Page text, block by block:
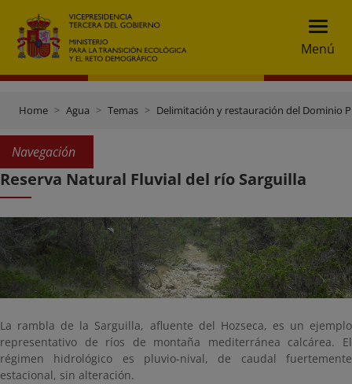
Menú
Home Agua Temas Delimitación y restauración del Dominio
Navegación
Reserva Natural Fluvial del río Sarguilla
La rambla de la Sarguilla, afluente del Hozseca, es un ejemplo
representativo de ríos de montaña mediterránea calcárea. El
régimen hidrológico es pluvio-nival, de caudal fuertemente
estacional, sin alteración.